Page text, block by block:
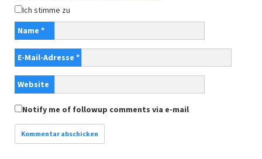
Ich stimme zu
Name *
E-Mail-Adresse *
Website
Notify me of followup comments via e-mail